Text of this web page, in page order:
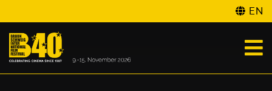
EN